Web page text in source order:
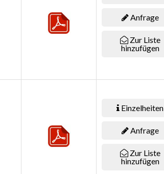
Anfrage
Zur Liste
hinzufügen
Einzelheiten
Anfrage
Zur Liste
hinzufügen